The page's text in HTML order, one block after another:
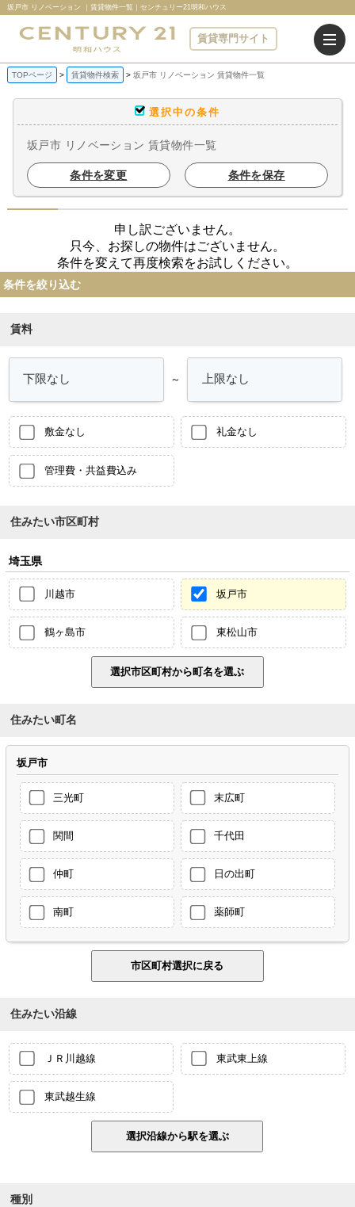
坂戸市 リノベーション ｜賃貸物件一覧｜センチュリー21明和ハウス
賃貸専門サイト
TOPページ 賃貸物件検索 坂戸市 リノベーション 賃貸物件一覧
選択中の条件
坂戸市 リノベーション 賃貸物件一覧
条件を変更 条件を保存
申し訳ございません。
只今、お探しの物件はございません。
条件を変えて再度検索をお試しください。
条件を絞り込む
賃料
～
敷金なし 礼金なし
管理費・共益費込み
住みたい市区町村
埼玉県
川越市 坂戸市
鶴ヶ島市 東松山市
住みたい町名
坂戸市
三光町 末広町
関間 千代田
仲町 日の出町
南町 薬師町
住みたい沿線
ＪＲ川越線 東武東上線
東武越生線
種別